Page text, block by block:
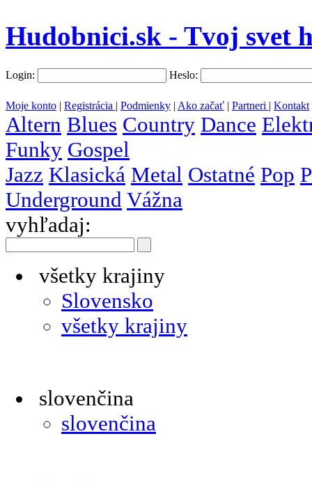
Hudobnici.sk - Tvoj svet
Login: Heslo:
Moje konto | Registrácia | Podmienky | Ako začať | Partneri | Kontakt
Altern Blues Country Dance
Funky Gospel
Jazz Klasická Metal Ostatné Pop
Underground Vážna
vyhľadaj:
všetky krajiny
Slovensko
všetky krajiny
slovenčina
slovenčina